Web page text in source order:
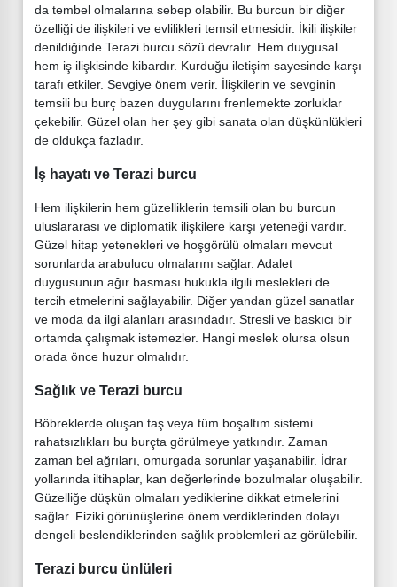
da tembel olmalarına sebep olabilir. Bu burcun bir diğer
özelliği de ilişkileri ve evlilikleri temsil etmesidir. İkili ilişkiler
denildiğinde Terazi burcu sözü devralır. Hem duygusal
hem iş ilişkisinde kibardır. Kurduğu iletişim sayesinde karşı
tarafı etkiler. Sevgiye önem verir. İlişkilerin ve sevginin
temsili bu burç bazen duygularını frenlemekte zorluklar
çekebilir. Güzel olan her şey gibi sanata olan düşkünlükleri
de oldukça fazladır.
İş hayatı ve Terazi burcu
Hem ilişkilerin hem güzelliklerin temsili olan bu burcun
uluslararası ve diplomatik ilişkilere karşı yeteneği vardır.
Güzel hitap yetenekleri ve hoşgörülü olmaları mevcut
sorunlarda arabulucu olmalarını sağlar. Adalet
duygusunun ağır basması hukukla ilgili meslekleri de
tercih etmelerini sağlayabilir. Diğer yandan güzel sanatlar
ve moda da ilgi alanları arasındadır. Stresli ve baskıcı bir
ortamda çalışmak istemezler. Hangi meslek olursa olsun
orada önce huzur olmalıdır.
Sağlık ve Terazi burcu
Böbreklerde oluşan taş veya tüm boşaltım sistemi
rahatsızlıkları bu burçta görülmeye yatkındır. Zaman
zaman bel ağrıları, omurgada sorunlar yaşanabilir. İdrar
yollarında iltihaplar, kan değerlerinde bozulmalar oluşabilir.
Güzelliğe düşkün olmaları yediklerine dikkat etmelerini
sağlar. Fiziki görünüşlerine önem verdiklerinden dolayı
dengeli beslendiklerinden sağlık problemleri az görülebilir.
Terazi burcu ünlüleri